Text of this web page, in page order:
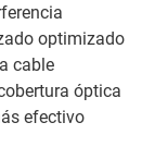
optimizado
cable
óptica
efectivo